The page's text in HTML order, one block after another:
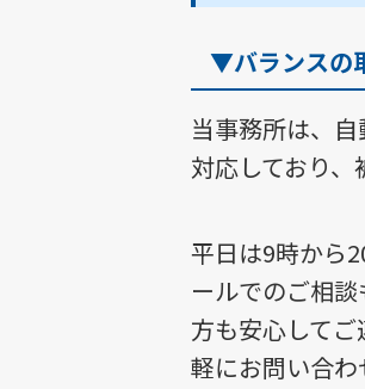
▼バランスの
当事務所は、
対応しており、
平日は9時から
ールでのご相
方も安心して
軽にお問い合わ